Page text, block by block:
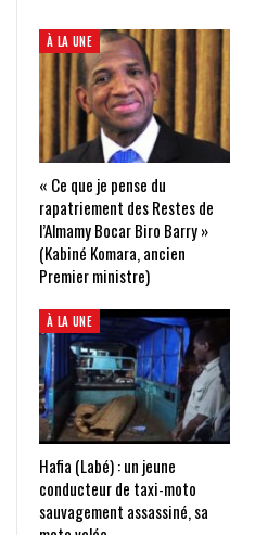
À LA UNE
« Ce que je pense du
rapatriement des Restes de
l’Almamy Bocar Biro Barry »
(Kabiné Komara, ancien
Premier ministre)
À LA UNE
Hafia (Labé) : un jeune
conducteur de taxi-moto
sauvagement assassiné, sa